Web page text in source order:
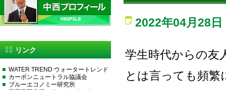
2022年04月28日
学生時代からの友
とは言っても頻
リンク
WATER TREND ウォータートレンド
カーボンニュートラル協議会
ブルーエコノミー研究所